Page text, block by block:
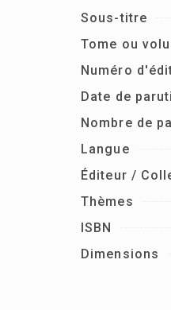
Sous-titre
Tome ou
Numéro
Date de
Nombre de
Langue
Éditeur /
Thèmes
ISBN
Dimensions